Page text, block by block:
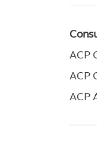
ACP
ACP
ACP